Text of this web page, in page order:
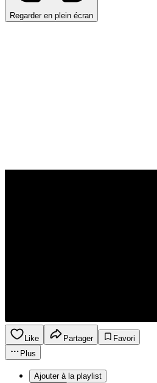
Regarder en plein écran
Like Partager
Favori
Plus
Ajouter à la playlist